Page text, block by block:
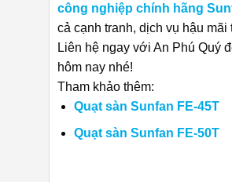
công nghiệp chính hãng
cả cạnh tranh, dịch vụ hậu
Liên hệ ngay với An Phú Quý
hôm nay nhé!
Tham khảo thêm:
Quạt sàn Sunfan FE-45T
Quạt sàn Sunfan FE-50T